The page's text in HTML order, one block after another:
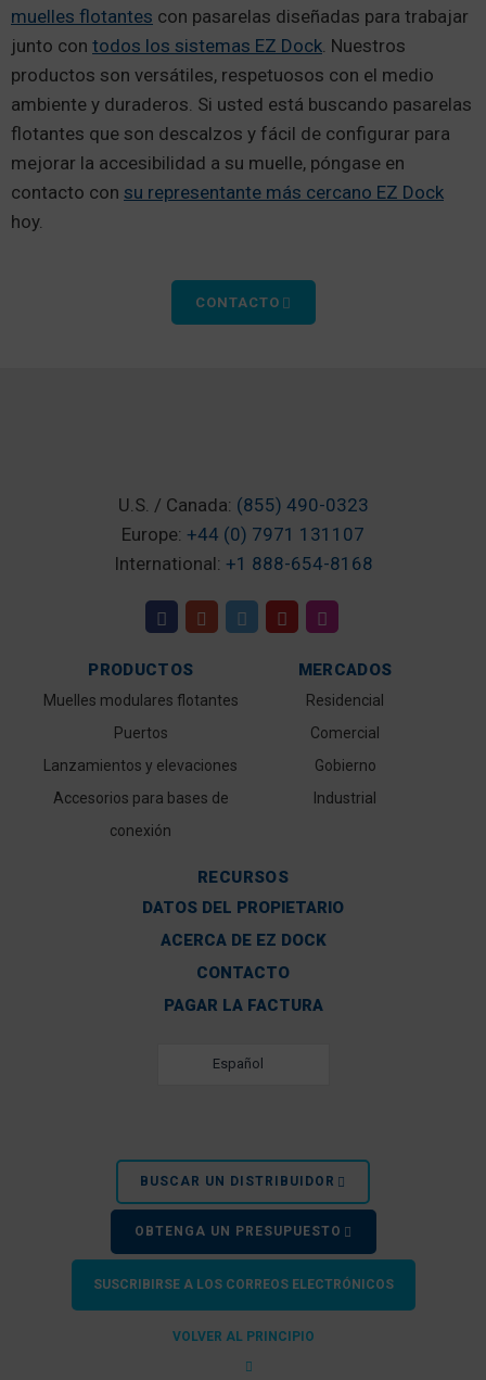
muelles flotantes con pasarelas diseñadas para trabajar
junto con todos los sistemas EZ Dock. Nuestros
productos son versátiles, respetuosos con el medio
ambiente y duraderos. Si usted está buscando pasarelas
flotantes que son descalzos y fácil de configurar para
mejorar la accesibilidad a su muelle, póngase en
contacto con su representante más cercano EZ Dock
hoy.
CONTACTO
U.S. / Canada: (855) 490-0323
Europe: +44 (0) 7971 131107
International: +1 888-654-8168
PRODUCTOS
Muelles modulares flotantes
Puertos
Lanzamientos y elevaciones
Accesorios para bases de
conexión
MERCADOS
Residencial
Comercial
Gobierno
Industrial
RECURSOS
DATOS DEL PROPIETARIO
ACERCA DE EZ DOCK
CONTACTO
PAGAR LA FACTURA
Español
BUSCAR UN DISTRIBUIDOR
OBTENGA UN PRESUPUESTO
SUSCRIBIRSE A LOS CORREOS ELECTRÓNICOS
VOLVER AL PRINCIPIO